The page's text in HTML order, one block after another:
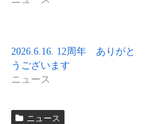
2026.6.16. 12周年 ありがと
うございます
ニュース
ニュース